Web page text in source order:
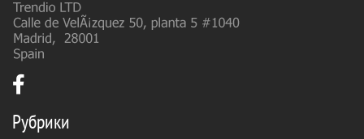
Рубрики